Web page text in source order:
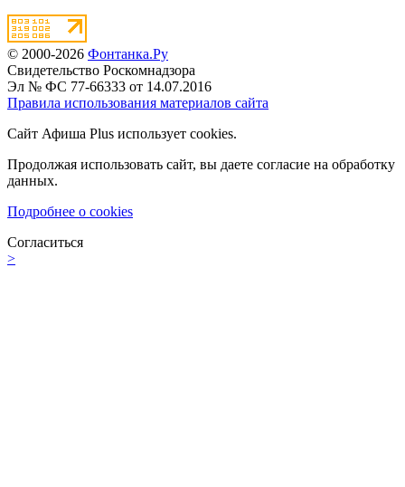
© 2000-2026 Фонтанка.Ру
Свидетельство Роскомнадзора
Эл № ФС 77-66333 от 14.07.2016
Правила использования материалов сайта
Сайт Афиша Plus использует cookies.
Продолжая использовать сайт, вы даете согласие на обработку
данных.
Подробнее о cookies
Согласиться
>